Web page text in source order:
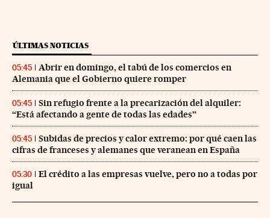
ÚLTIMAS NOTICIAS
05:45
Abrir en domingo, el tabú de los comercios en
Alemania que el Gobierno quiere romper
05:45
Sin refugio frente a la precarización del alquiler:
“Está afectando a gente de todas las edades”
05:45
Subidas de precios y calor extremo: por qué caen las
cifras de franceses y alemanes que veranean en España
05:30
El crédito a las empresas vuelve, pero no a todas por
igual